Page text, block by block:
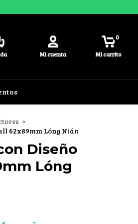
Mi cuenta Mi carrito
0
>
62x89mm Lóng Nián
Diseño
Lóng